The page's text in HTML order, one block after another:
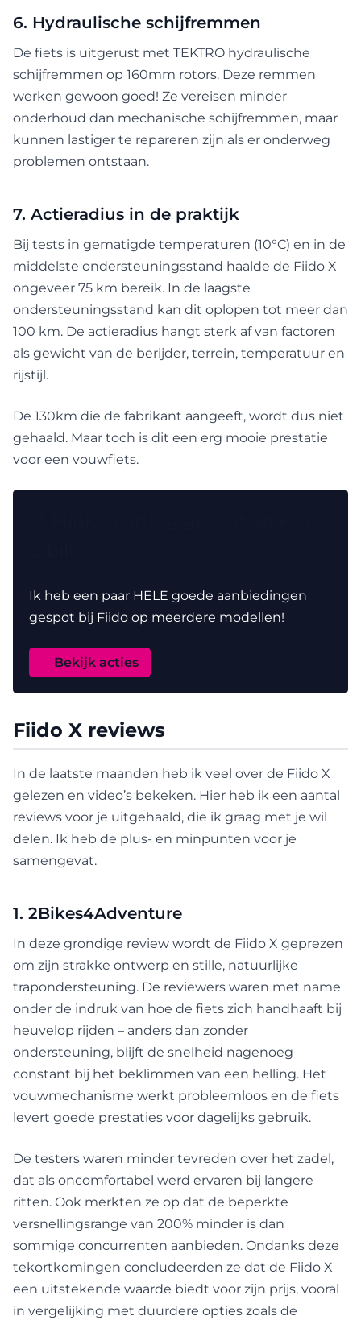
6. Hydraulische schijfremmen
De fiets is uitgerust met TEKTRO hydraulische
schijfremmen op 160mm rotors. Deze remmen
werken gewoon goed! Ze vereisen minder
onderhoud dan mechanische schijfremmen, maar
kunnen lastiger te repareren zijn als er onderweg
problemen ontstaan.
7. Actieradius in de praktijk
Bij tests in gematigde temperaturen (10°C) en in de
middelste ondersteuningsstand haalde de Fiido X
ongeveer 75 km bereik. In de laagste
ondersteuningsstand kan dit oplopen tot meer dan
100 km. De actieradius hangt sterk af van factoren
als gewicht van de berijder, terrein, temperatuur en
rijstijl.
De 130km die de fabrikant aangeeft, wordt dus niet
gehaald. Maar toch is dit een erg mooie prestatie
voor een vouwfiets.
Ik heb een paar HELE goede aanbiedingen
gespot bij Fiido op meerdere modellen!
Bekijk acties
Fiido X reviews
In de laatste maanden heb ik veel over de Fiido X
gelezen en video’s bekeken. Hier heb ik een aantal
reviews voor je uitgehaald, die ik graag met je wil
delen. Ik heb de plus- en minpunten voor je
samengevat.
1. 2Bikes4Adventure
In deze grondige review wordt de Fiido X geprezen
om zijn strakke ontwerp en stille, natuurlijke
trapondersteuning. De reviewers waren met name
onder de indruk van hoe de fiets zich handhaaft bij
heuvelop rijden – anders dan zonder
ondersteuning, blijft de snelheid nagenoeg
constant bij het beklimmen van een helling. Het
vouwmechanisme werkt probleemloos en de fiets
levert goede prestaties voor dagelijks gebruik.
De testers waren minder tevreden over het zadel,
dat als oncomfortabel werd ervaren bij langere
ritten. Ook merkten ze op dat de beperkte
versnellingsrange van 200% minder is dan
sommige concurrenten aanbieden. Ondanks deze
tekortkomingen concludeerden ze dat de Fiido X
een uitstekende waarde biedt voor zijn prijs, vooral
in vergelijking met duurdere opties zoals de